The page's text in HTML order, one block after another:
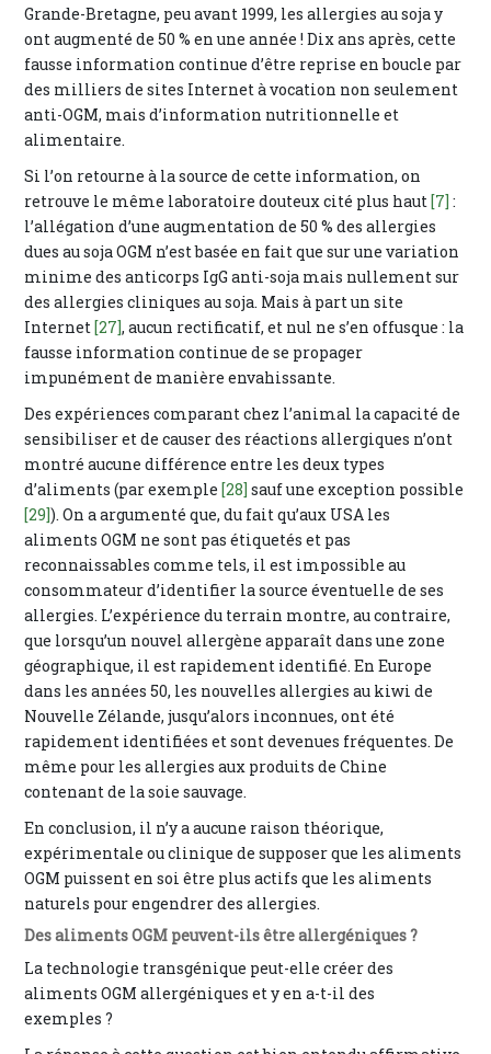
Grande-Bretagne, peu avant 1999, les allergies au soja y
ont augmenté de 50 % en une année ! Dix ans après, cette
fausse information continue d’être reprise en boucle par
des milliers de sites Internet à vocation non seulement
anti-OGM, mais d’information nutritionnelle et
alimentaire.
Si l’on retourne à la source de cette information, on
retrouve le même laboratoire douteux cité plus haut [7] :
l’allégation d’une augmentation de 50 % des allergies
dues au soja OGM n’est basée en fait que sur une variation
minime des anticorps IgG anti-soja mais nullement sur
des allergies cliniques au soja. Mais à part un site
Internet [27], aucun rectificatif, et nul ne s’en offusque : la
fausse information continue de se propager
impunément de manière envahissante.
Des expériences comparant chez l’animal la capacité de
sensibiliser et de causer des réactions allergiques n’ont
montré aucune différence entre les deux types
d’aliments (par exemple [28] sauf une exception possible
[29]). On a argumenté que, du fait qu’aux USA les
aliments OGM ne sont pas étiquetés et pas
reconnaissables comme tels, il est impossible au
consommateur d’identifier la source éventuelle de ses
allergies. L’expérience du terrain montre, au contraire,
que lorsqu’un nouvel allergène apparaît dans une zone
géographique, il est rapidement identifié. En Europe
dans les années 50, les nouvelles allergies au kiwi de
Nouvelle Zélande, jusqu’alors inconnues, ont été
rapidement identifiées et sont devenues fréquentes. De
même pour les allergies aux produits de Chine
contenant de la soie sauvage.
En conclusion, il n’y a aucune raison théorique,
expérimentale ou clinique de supposer que les aliments
OGM puissent en soi être plus actifs que les aliments
naturels pour engendrer des allergies.
Des aliments OGM peuvent-ils être allergéniques ?
La technologie transgénique peut-elle créer des
aliments OGM allergéniques et y en a-t-il des
exemples ?